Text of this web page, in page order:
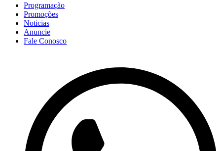
Programação
Promoções
Noticias
Anuncie
Fale Conosco